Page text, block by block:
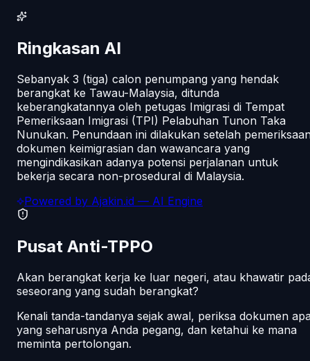
Ringkasan AI
Sebanyak 3 (tiga) calon penumpang yang hendak
berangkat ke Tawau-Malaysia, ditunda
keberangkatannya oleh petugas Imigrasi di Tempat
Pemeriksaan Imigrasi (TPI) Pelabuhan Tunon Taka
Nunukan. Penundaan ini dilakukan setelah
dokumen keimigrasian dan wawancara yang
mengindikasikan adanya potensi perjalanan untuk
bekerja secara non-prosedural di Malaysia.
Powered by Ajakin.id — AI Engine
Pusat Anti-TPPO
Akan berangkat kerja ke luar negeri, atau khawatir
seseorang yang sudah berangkat?
Kenali tanda-tandanya sejak awal, periksa dokumen
yang seharusnya Anda pegang, dan ketahui ke mana
meminta pertolongan.